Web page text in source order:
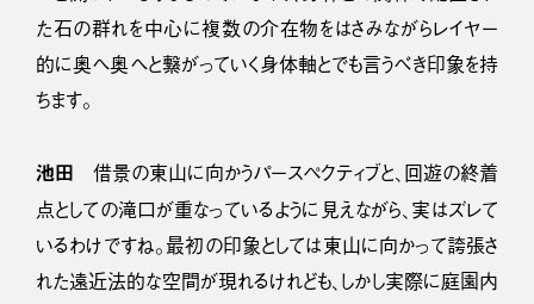
た石の群れを中心に複数の介在物をはさみながらレイヤー
的に奥へ奥へと繋がっていく身体軸とでも言うべき印象を持
ちます。
池田 借景の東山に向かうパースペクティブと、回遊の終着
点としての滝口が重なっているように見えながら、実はズレて
いるわけですね。最初の印象としては東山に向かって誇張さ
れた遠近法的な空間が現れるけれども、しかし実際に庭園内